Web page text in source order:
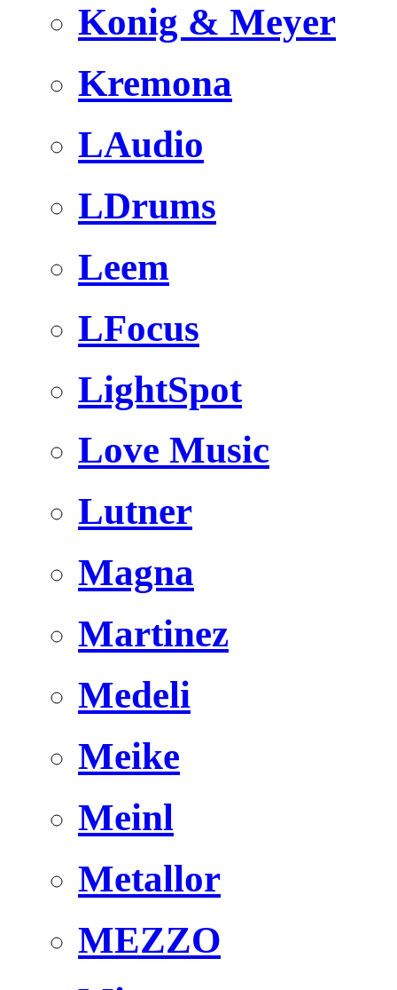
Konig & Meyer
Kremona
LAudio
LDrums
Leem
LFocus
LightSpot
Love Music
Lutner
Magna
Martinez
Medeli
Meike
Meinl
Metallor
MEZZO